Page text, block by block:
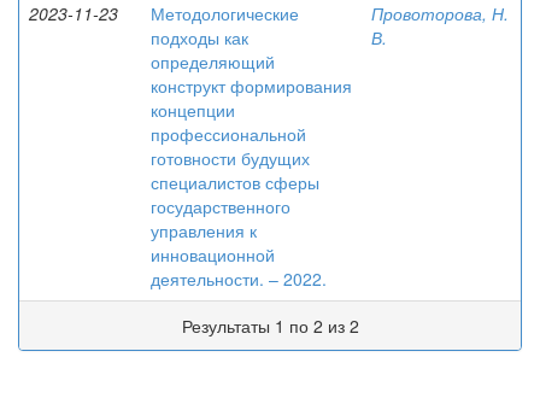
2023-11-23
Методологические
подходы как
определяющий
конструкт формирования
концепции
профессиональной
готовности будущих
специалистов сферы
государственного
управления к
инновационной
деятельности. – 2022.
Провоторова, Н.
В.
Результаты 1 по 2 из 2